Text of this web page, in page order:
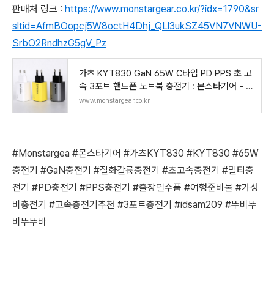
판매처 링크 : https://www.monstargear.co.kr/?idx=1790&sr
sltid=AfmBOopcj5W8octH4Dhj_QLl3ukSZ45VN7VNWU-
SrbO2RndhzG5gV_Pz
가츠 KYT830 GaN 65W C타입 PD PPS 초 고
속 3포트 핸드폰 노트북 충전기 : 몬스타기어 - 혁
신적인 입력
www.monstargear.co.kr
#Monstargea #몬스타기어 #가츠KYT830 #KYT830 #65W
충전기 #GaN충전기 #질화갈륨충전기 #초고속충전기 #멀티충
전기 #PD충전기 #PPS충전기 #출장필수품 #여행준비물 #가성
비충전기 #고속충전기추천 #3포트충전기 #idsam209 #뚜비뚜
비뚜뚜바